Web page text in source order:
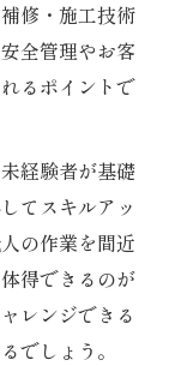
修・施工技術
全管理やお客
るポイントで
経験者が基礎
てスキルアッ
の作業を間近
得できるのが
レンジできる
でしょう。